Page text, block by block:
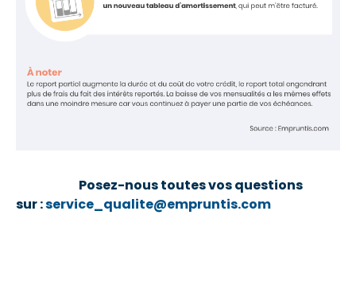
Posez-nous toutes vos questions
sur :service_qualite@empruntis.com